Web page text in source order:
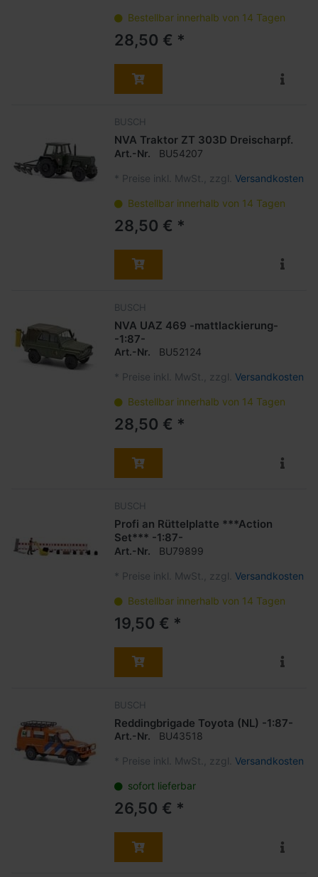
Bestellbar innerhalb von 14 Tagen
28,50 € *
BUSCH
NVA Traktor ZT 303D Dreischarpf.
Art.-Nr. BU54207
* Preise inkl. MwSt., zzgl. Versandkosten
Bestellbar innerhalb von 14 Tagen
28,50 € *
BUSCH
NVA UAZ 469 -mattlackierung-
-1:87-
Art.-Nr. BU52124
* Preise inkl. MwSt., zzgl. Versandkosten
Bestellbar innerhalb von 14 Tagen
28,50 € *
BUSCH
Profi an Rüttelplatte ***Action
Set*** -1:87-
Art.-Nr. BU79899
* Preise inkl. MwSt., zzgl. Versandkosten
Bestellbar innerhalb von 14 Tagen
19,50 € *
BUSCH
Reddingbrigade Toyota (NL) -1:87-
Art.-Nr. BU43518
* Preise inkl. MwSt., zzgl. Versandkosten
sofort lieferbar
26,50 € *